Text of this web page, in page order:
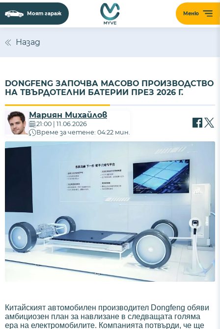
Меню
Моят гараж
Назад
DONGFENG ЗАПОЧВА МАСОВО ПРОИЗВОДСТВО
НА ТВЪРДОТЕЛНИ БАТЕРИИ ПРЕЗ 2026 Г.
Мариян Михайлов
21:00 | 11.06.2026
Време за четене: 04:22 мин.
Китайският автомобилен производител Dongfeng обяви
амбициозен план за навлизане в следващата голяма
ера на електромобилите. Компанията потвърди, че ще